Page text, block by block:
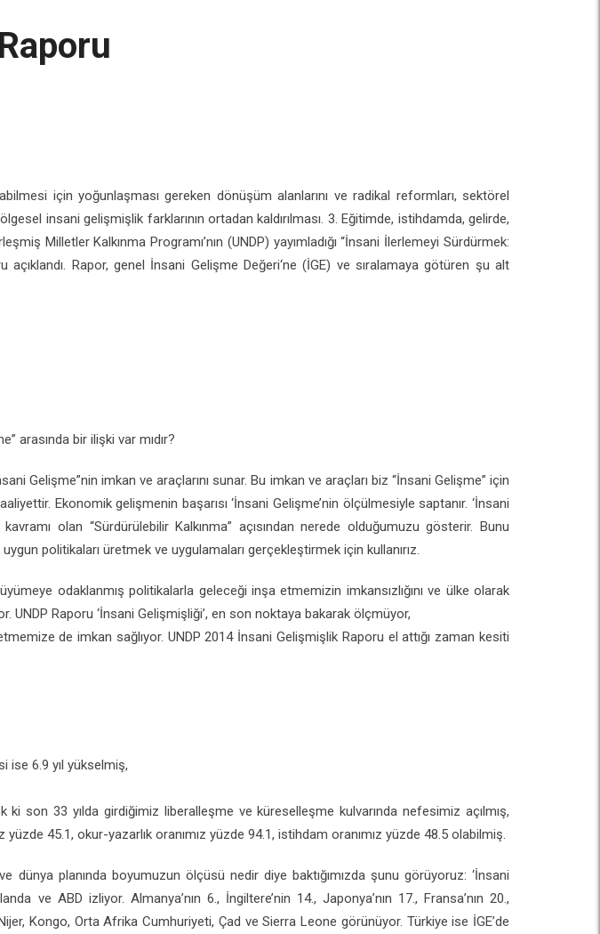
için yoğunlaşması gereken dönüşüm alanlarını ve radikal reformları, sektörel
insani gelişmişlik farklarının ortadan kaldırılması. 3. Eğitimde, istihdamda, gelirde,
Milletler Kalkınma Programı’nın (UNDP) yayımladığı “İnsani İlerlemeyi Sürdürmek:
açıklandı. Rapor, genel İnsani Gelişme Değeri‘ne (İGE) ve sıralamaya götüren şu alt
arasında bir ilişki var mıdır?
Gelişme”nin imkan ve araçlarını sunar. Bu imkan ve araçları biz “İnsani Gelişme” için
Ekonomik gelişmenin başarısı ‘İnsani Gelişme’nin ölçülmesiyle saptanır. ‘İnsani
olan “Sürdürülebilir Kalkınma” açısından nerede olduğumuzu gösterir. Bunu
politikaları üretmek ve uygulamaları gerçekleştirmek için kullanırız.
odaklanmış politikalarla geleceği inşa etmemizin imkansızlığını ve ülke olarak
Raporu ‘İnsani Gelişmişliği’, en son noktaya bakarak ölçmüyor,
de imkan sağlıyor. UNDP 2014 İnsani Gelişmişlik Raporu el attığı zaman kesiti
ise 6.9 yıl yükselmiş,
son 33 yılda girdiğimiz liberalleşme ve küreselleşme kulvarında nefesimiz açılmış,
45.1, okur-yazarlık oranımız yüzde 94.1, istihdam oranımız yüzde 48.5 olabilmiş.
planında boyumuzun ölçüsü nedir diye baktığımızda şunu görüyoruz: ‘İnsani
ve ABD izliyor. Almanya’nın 6., İngiltere’nin 14., Japonya’nın 17., Fransa’nın 20.,
Kongo, Orta Afrika Cumhuriyeti, Çad ve Sierra Leone görünüyor. Türkiye ise İGE’de